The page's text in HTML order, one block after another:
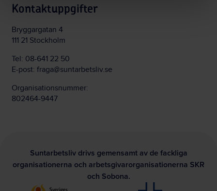
Kontaktuppgifter
Bryggargatan 4
111 21 Stockholm
Tel: 08-641 22 50
E-post: fraga@suntarbetsliv.se
Organisationsnummer:
802464-9447
Suntarbetsliv drivs gemensamt av de fackliga
organisationerna och arbetsgivarorganisationerna SKR
och Sobona.